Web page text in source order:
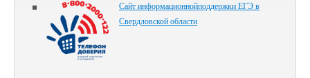
Сайт информационнойподдержки ЕГЭ в
Свердловской области